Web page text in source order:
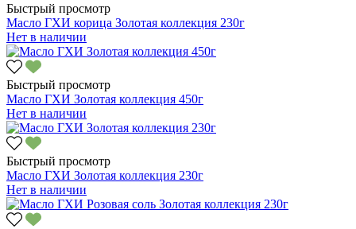
Быстрый просмотр
Масло ГХИ корица Золотая коллекция 230г
Нет в наличии
Быстрый просмотр
Масло ГХИ Золотая коллекция 450г
Нет в наличии
Быстрый просмотр
Масло ГХИ Золотая коллекция 230г
Нет в наличии